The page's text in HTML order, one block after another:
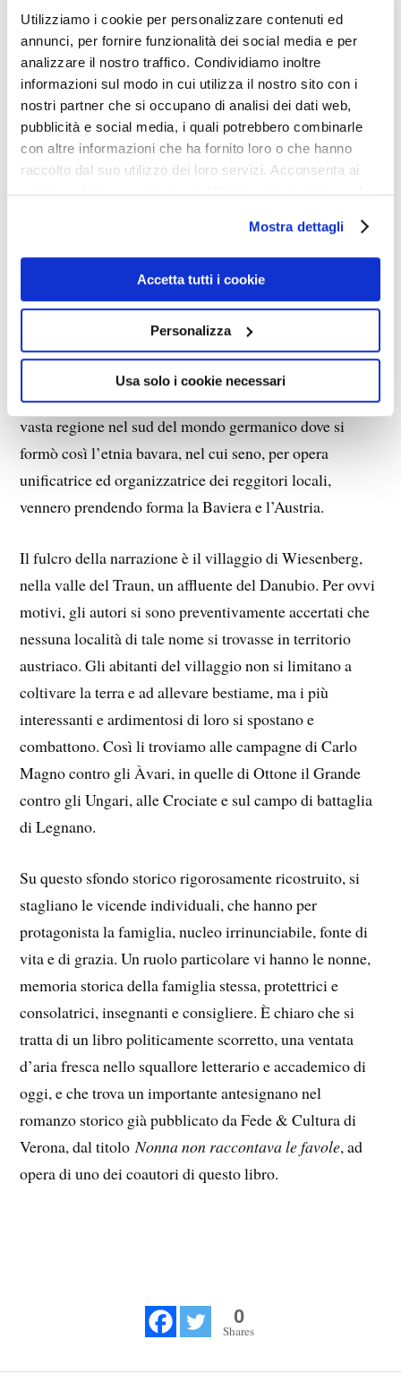
Utilizziamo i cookie per personalizzare contenuti ed
annunci, per fornire funzionalità dei social media e per
analizzare il nostro traffico. Condividiamo inoltre
informazioni sul modo in cui utilizza il nostro sito con i
nostri partner che si occupano di analisi dei dati web,
pubblicità e social media, i quali potrebbero combinarle
con altre informazioni che ha fornito loro o che hanno
raccolto dal suo utilizzo dei loro servizi. Acconsenta ai
nostri cookie se continua ad utilizzare il nostro sito web.
Mostra dettagli
Accetta tutti i cookie
Personalizza
Usa solo i cookie necessari
ovest per arrestare le incursioni dei nomadi delle steppe.
I primi abitanti di cui si abbia qualche notizia storica
erano celti, i quali formarono il regno del Norico, mai
conquistato dai Romani. Non ce ne fu bisogno: i norici
si inserirono pacificamente nella compagine romana e il
popolazioni germaniche. Al crollo dell’Impero, ebbe
luogo una graduale germanizzazione, ma i rapporti con
Roma e l’Italia non si interruppero, anzi la transizione fu
più graduale che altrove, grazie all’opera di san
Severino, uno straordinario santo che ricorda, per certi
versi, Padre Pio. La comune religione cattolica fu il
cemento di questo fecondo interscambio tra l’Italia e la
vasta regione nel sud del mondo germanico dove si
formò così l’etnia bavara, nel cui seno, per opera
unificatrice ed organizzatrice dei reggitori locali,
vennero prendendo forma la Baviera e l’Austria.
Il fulcro della narrazione è il villaggio di Wiesenberg,
nella valle del Traun, un affluente del Danubio. Per ovvi
motivi, gli autori si sono preventivamente accertati che
nessuna località di tale nome si trovasse in territorio
austriaco. Gli abitanti del villaggio non si limitano a
coltivare la terra e ad allevare bestiame, ma i più
interessanti e ardimentosi di loro si spostano e
combattono. Così li troviamo alle campagne di Carlo
Magno contro gli Àvari, in quelle di Ottone il Grande
contro gli Ungari, alle Crociate e sul campo di battaglia
di Legnano.
Su questo sfondo storico rigorosamente ricostruito, si
stagliano le vicende individuali, che hanno per
protagonista la famiglia, nucleo irrinunciabile, fonte di
vita e di grazia. Un ruolo particolare vi hanno le nonne,
memoria storica della famiglia stessa, protettrici e
consolatrici, insegnanti e consigliere. È chiaro che si
tratta di un libro politicamente scorretto, una ventata
d’aria fresca nello squallore letterario e accademico di
oggi, e che trova un importante antesignano nel
romanzo storico già pubblicato da Fede & Cultura di
Verona, dal titoloNonna non raccontava le favole, ad
opera di uno dei coautori di questo libro.
0
Shares